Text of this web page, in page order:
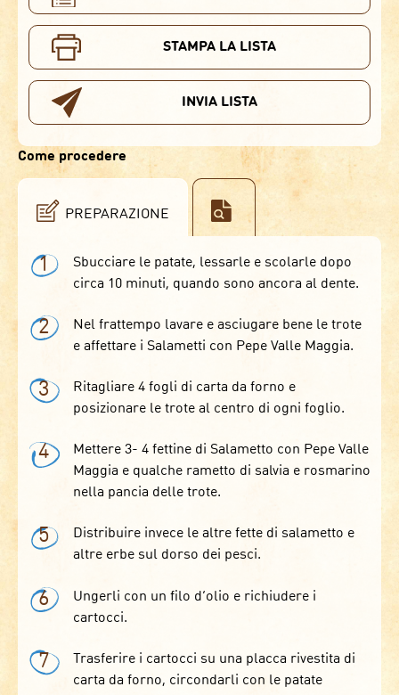
STAMPA LA LISTA
INVIA LISTA
Come procedere
PREPARAZIONE
1
Sbucciare le patate, lessarle e scolarle dopo
circa 10 minuti, quando sono ancora al dente.
2
Nel frattempo lavare e asciugare bene le trote
e affettare i Salametti con Pepe Valle Maggia.
3
Ritagliare 4 fogli di carta da forno e
posizionare le trote al centro di ogni foglio.
4
Mettere 3- 4 fettine di Salametto con Pepe Valle
Maggia e qualche rametto di salvia e rosmarino
nella pancia delle trote.
5
Distribuire invece le altre fette di salametto e
altre erbe sul dorso dei pesci.
6
Ungerli con un filo d’olio e richiudere i
cartocci.
7
Trasferire i cartocci su una placca rivestita di
carta da forno, circondarli con le patate